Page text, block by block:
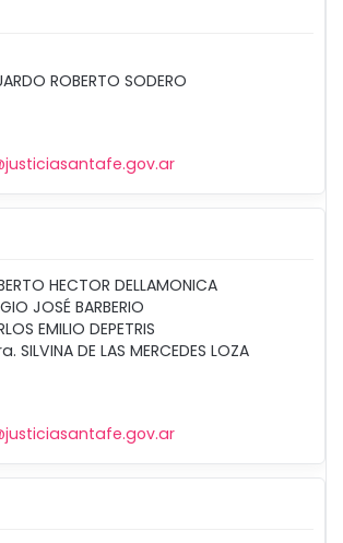
ROBERTO SODERO
HECTOR DELLAMONICA
JOSÉ BARBERIO
EMILIO DEPETRIS
SILVINA DE LAS MERCEDES LOZA